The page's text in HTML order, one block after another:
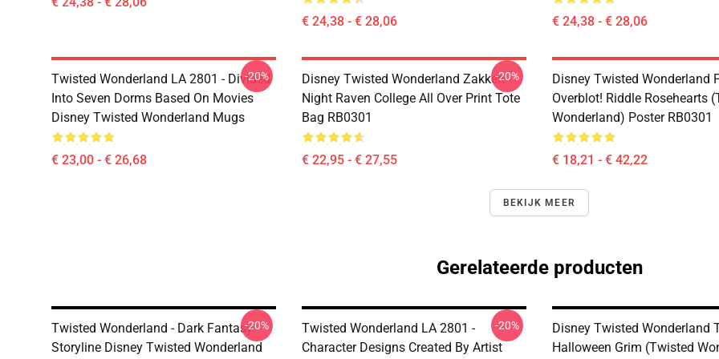
€ 24,38 - € 28,06
€ 24,38 - € 28,06
Twisted Wonderland LA 2801 - Divided
Into Seven Dorms Based On Movies
Disney Twisted Wonderland Mugs
€ 23,00 - € 26,68
-20%
Disney Twisted Wonderland Zakken -
Night Raven College All Over Print Tote
Bag RB0301
€ 22,95 - € 27,55
-20%
Disney Twisted Wonderland
Overblot! Riddle Rosehearts
Wonderland) Poster RB0301
€ 18,21 - € 42,22
BEKIJK MEER
Gerelateerde producten
Twisted Wonderland - Dark Fantasy
Storyline Disney Twisted Wonderland
-20%
Twisted Wonderland LA 2801 -
Character Designs Created By Artist
-20%
Disney Twisted Wonderland
Halloween Grim (Twisted